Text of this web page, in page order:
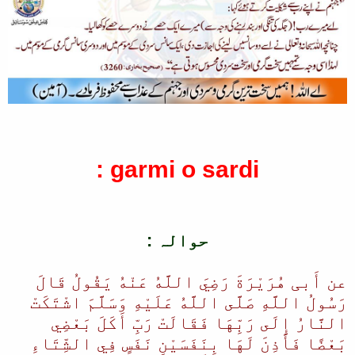
ا
garmi o sardi :
حوالہ :
عن أَبی هُرَيْرَةَ رَضِيَ اللَّهُ عَنْهُ يَقُولُ قَالَ
رَسُولُ اللَّهِ صَلَّى اللَّهُ عَلَيْهِ وَسَلَّمَ اشْتَكَتْ
النَّارُ إِلَى رَبِّهَا فَقَالَتْ رَبِّ أَكَلَ بَعْضِي
بَعْضًا فَأَذِنَ لَهَا بِنَفَسَيْنِ نَفَسٍ فِي الشِّتَاءِ